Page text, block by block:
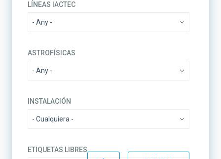
LÍNEAS IACTEC
ASTROFÍSICAS
INSTALACIÓN
ETIQUETAS LIBRES